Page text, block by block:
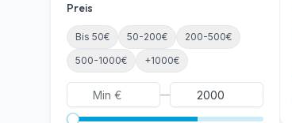
Preis
Bis 50€ 50-200€
200-500€
500-1000€
+1000€
—